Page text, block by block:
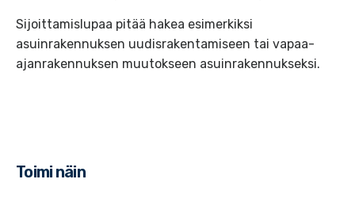
Sijoittamislupaa pitää hakea esimerkiksi
asuinrakennuksen uudisrakentamiseen tai vapaa-
ajanrakennuksen muutokseen asuinrakennukseksi.
Toimi näin